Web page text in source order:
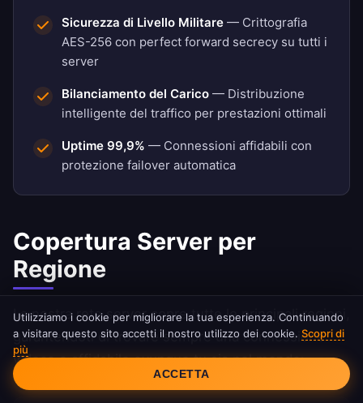
Sicurezza di Livello Militare — Crittografia
AES-256 con perfect forward secrecy su tutti i
server
Bilanciamento del Carico — Distribuzione
intelligente del traffico per prestazioni ottimali
Uptime 99,9% — Connessioni affidabili con
protezione failover automatica
Copertura Server per
Regione
La nostra rete server copre tutte le principali regioni,
garantendoti di trovare sempre una connessione
veloce e affidabile ovunque tu sia nel mondo:
Consenso ai Cookie
Utilizziamo i cookie per migliorare la tua esperienza. Continuando
a visitare questo sito accetti il nostro utilizzo dei cookie. Scopri di
più
ACCETTA